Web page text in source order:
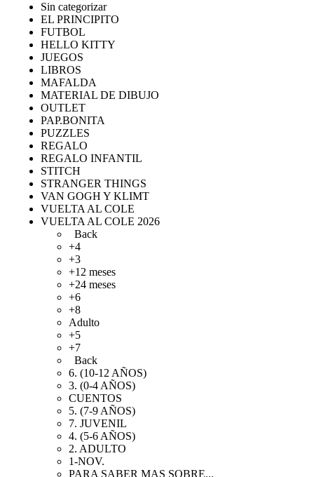
Sin categorizar
EL PRINCIPITO
FUTBOL
HELLO KITTY
JUEGOS
LIBROS
MAFALDA
MATERIAL DE DIBUJO
OUTLET
PAP.BONITA
PUZZLES
REGALO
REGALO INFANTIL
STITCH
STRANGER THINGS
VAN GOGH Y KLIMT
VUELTA AL COLE
VUELTA AL COLE 2026
Back
+4
+3
+12 meses
+24 meses
+6
+8
Adulto
+5
+7
Back
6. (10-12 AÑOS)
3. (0-4 AÑOS)
CUENTOS
5. (7-9 AÑOS)
7. JUVENIL
4. (5-6 AÑOS)
2. ADULTO
1-NOV.
PARA SABER MAS SOBRE...